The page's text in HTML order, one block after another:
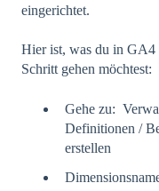
eingerichtet.
Hier ist, was du in GA4
Schritt gehen möchtest:
Gehe zu:
Definitionen /
erstellen